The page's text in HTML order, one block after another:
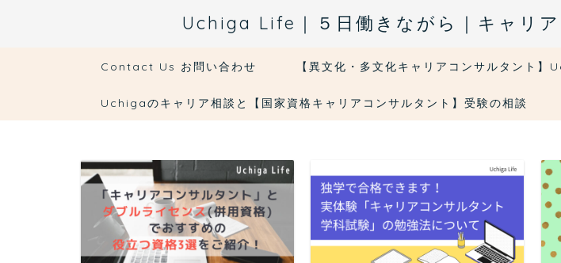
Uchiga Life｜５日働きながら｜キャリ
Contact Us お問い合わせ 【異文化・多文化キャリアコンサルタント】
Uchigaのキャリア相談と【国家資格キャリアコンサルタント】受験の相談